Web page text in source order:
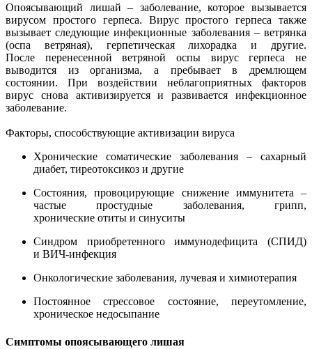
Опоясывающий лишай – заболевание, которое вызывается
вирусом простого герпеса. Вирус простого герпеса также
вызывает следующие инфекционные заболевания – ветрянка
(оспа ветряная), герпетическая лихорадка и другие.
После перенесенной ветряной оспы вирус герпеса не
выводится из организма, а пребывает в дремлющем
состоянии. При воздействии неблагоприятных факторов
вирус снова активизируется и развивается инфекционное
заболевание.
Факторы, способствующие активизации вируса
Хронические соматические заболевания – сахарный
диабет, тиреотоксикоз и другие
Состояния, провоцирующие снижение иммунитета –
частые простудные заболевания, грипп,
хронические отиты и синуситы
Синдром приобретенного иммунодефицита (СПИД)
и ВИЧ-инфекция
Онкологические заболевания, лучевая и химиотерапия
Постоянное стрессовое состояние, переутомление,
хроническое недосыпание
Симптомы опоясывающего лишая